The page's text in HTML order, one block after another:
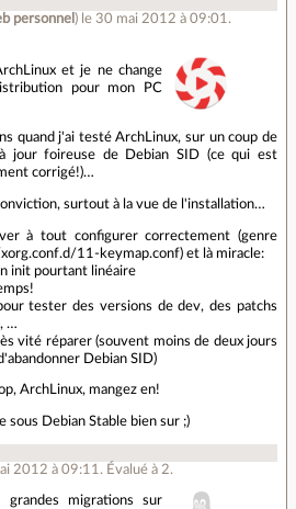
personnel ) le 30 mai 2012 à 09:01.
et je ne change
pour mon PC
quand j'ai testé ArchLinux, sur un coup de
jour foireuse de Debian SID (ce qui est
corrigé!)…
surtout à la vue de l'installation…
à tout configurer correctement (genre
11-keymap.conf) et là miracle:
init pourtant linéaire
tester des versions de dev, des patchs
…
vité réparer (souvent moins de deux jours
Debian SID)
ArchLinux, mangez en!
sous Debian Stable bien sur ;)
2012 à 09:11 . Évalué à 2.
migrations sur